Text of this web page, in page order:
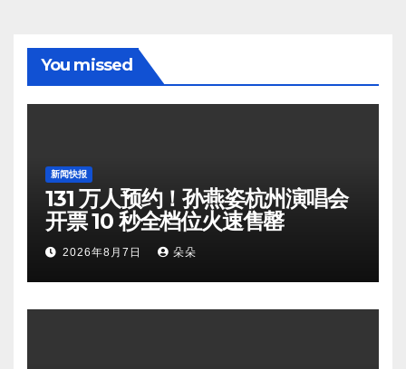
You missed
新闻快报
131 万人预约！孙燕姿杭州演唱会
开票 10 秒全档位火速售罄
2026年8月7日 朵朵